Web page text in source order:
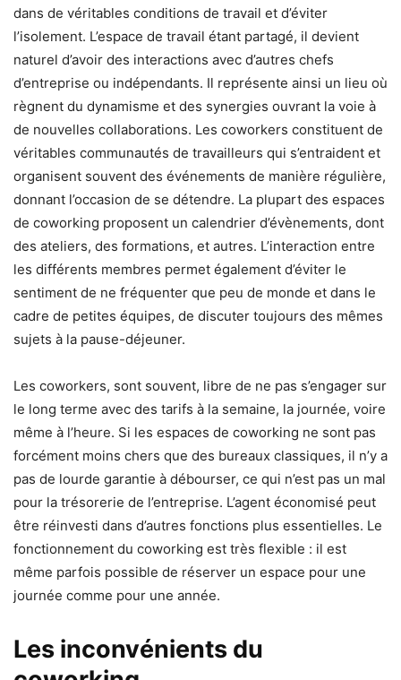
dans de véritables conditions de travail et d’éviter
l’isolement. L’espace de travail étant partagé, il devient
naturel d’avoir des interactions avec d’autres chefs
d’entreprise ou indépendants. Il représente ainsi un lieu où
règnent du dynamisme et des synergies ouvrant la voie à
de nouvelles collaborations. Les coworkers constituent de
véritables communautés de travailleurs qui s’entraident et
organisent souvent des événements de manière régulière,
donnant l’occasion de se détendre. La plupart des espaces
de coworking proposent un calendrier d’évènements, dont
des ateliers, des formations, et autres. L’interaction entre
les différents membres permet également d’éviter le
sentiment de ne fréquenter que peu de monde et dans le
cadre de petites équipes, de discuter toujours des mêmes
sujets à la pause-déjeuner.
Les coworkers, sont souvent, libre de ne pas s’engager sur
le long terme avec des tarifs à la semaine, la journée, voire
même à l’heure. Si les espaces de coworking ne sont pas
forcément moins chers que des bureaux classiques, il n’y a
pas de lourde garantie à débourser, ce qui n’est pas un mal
pour la trésorerie de l’entreprise. L’agent économisé peut
être réinvesti dans d’autres fonctions plus essentielles. Le
fonctionnement du coworking est très flexible : il est
même parfois possible de réserver un espace pour une
journée comme pour une année.
Les inconvénients du